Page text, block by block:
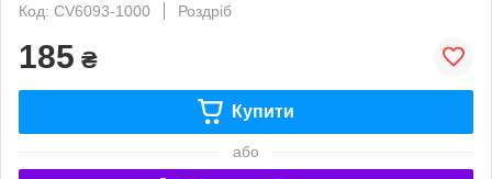
Код: CV6093-1000
Роздріб
185 ₴
Купити
або